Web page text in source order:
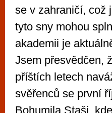
se v zahraničí, což
tyto sny mohou
akademii je
Jsem přesvědčen,
příštích letech
svěřenců se první
Bohumila Staši,